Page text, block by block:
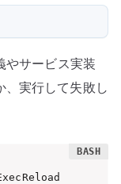
サービス実装
、実行して失敗し